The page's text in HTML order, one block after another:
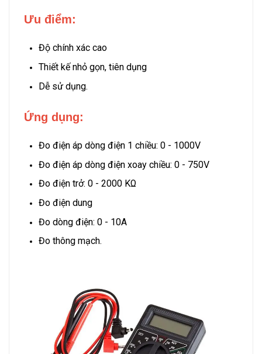
Ưu điểm:
Độ chính xác cao
Thiết kế nhỏ gọn, tiên dụng
Dễ sử dụng.
Ứng dụng:
Đo điện áp dòng điện 1 chiều: 0 - 1000V
Đo điện áp dòng điện xoay chiều: 0 - 750V
Đo điện trở: 0 - 2000 KΩ
Đo điện dung
Đo dòng điện: 0 - 10A
Đo thông mạch.